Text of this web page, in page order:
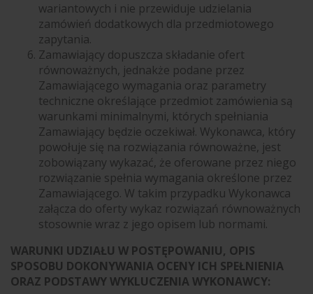
wariantowych i nie przewiduje udzielania
zamówień dodatkowych dla przedmiotowego
zapytania.
Zamawiający dopuszcza składanie ofert
równoważnych, jednakże podane przez
Zamawiającego wymagania oraz parametry
techniczne określające przedmiot zamówienia są
warunkami minimalnymi, których spełniania
Zamawiający będzie oczekiwał. Wykonawca, który
powołuje się na rozwiązania równoważne, jest
zobowiązany wykazać, że oferowane przez niego
rozwiązanie spełnia wymagania określone przez
Zamawiającego. W takim przypadku Wykonawca
załącza do oferty wykaz rozwiązań równoważnych
stosownie wraz z jego opisem lub normami.
WARUNKI UDZIAŁU W POSTĘPOWANIU, OPIS
SPOSOBU DOKONYWANIA OCENY ICH SPEŁNIENIA
ORAZ PODSTAWY WYKLUCZENIA WYKONAWCY: